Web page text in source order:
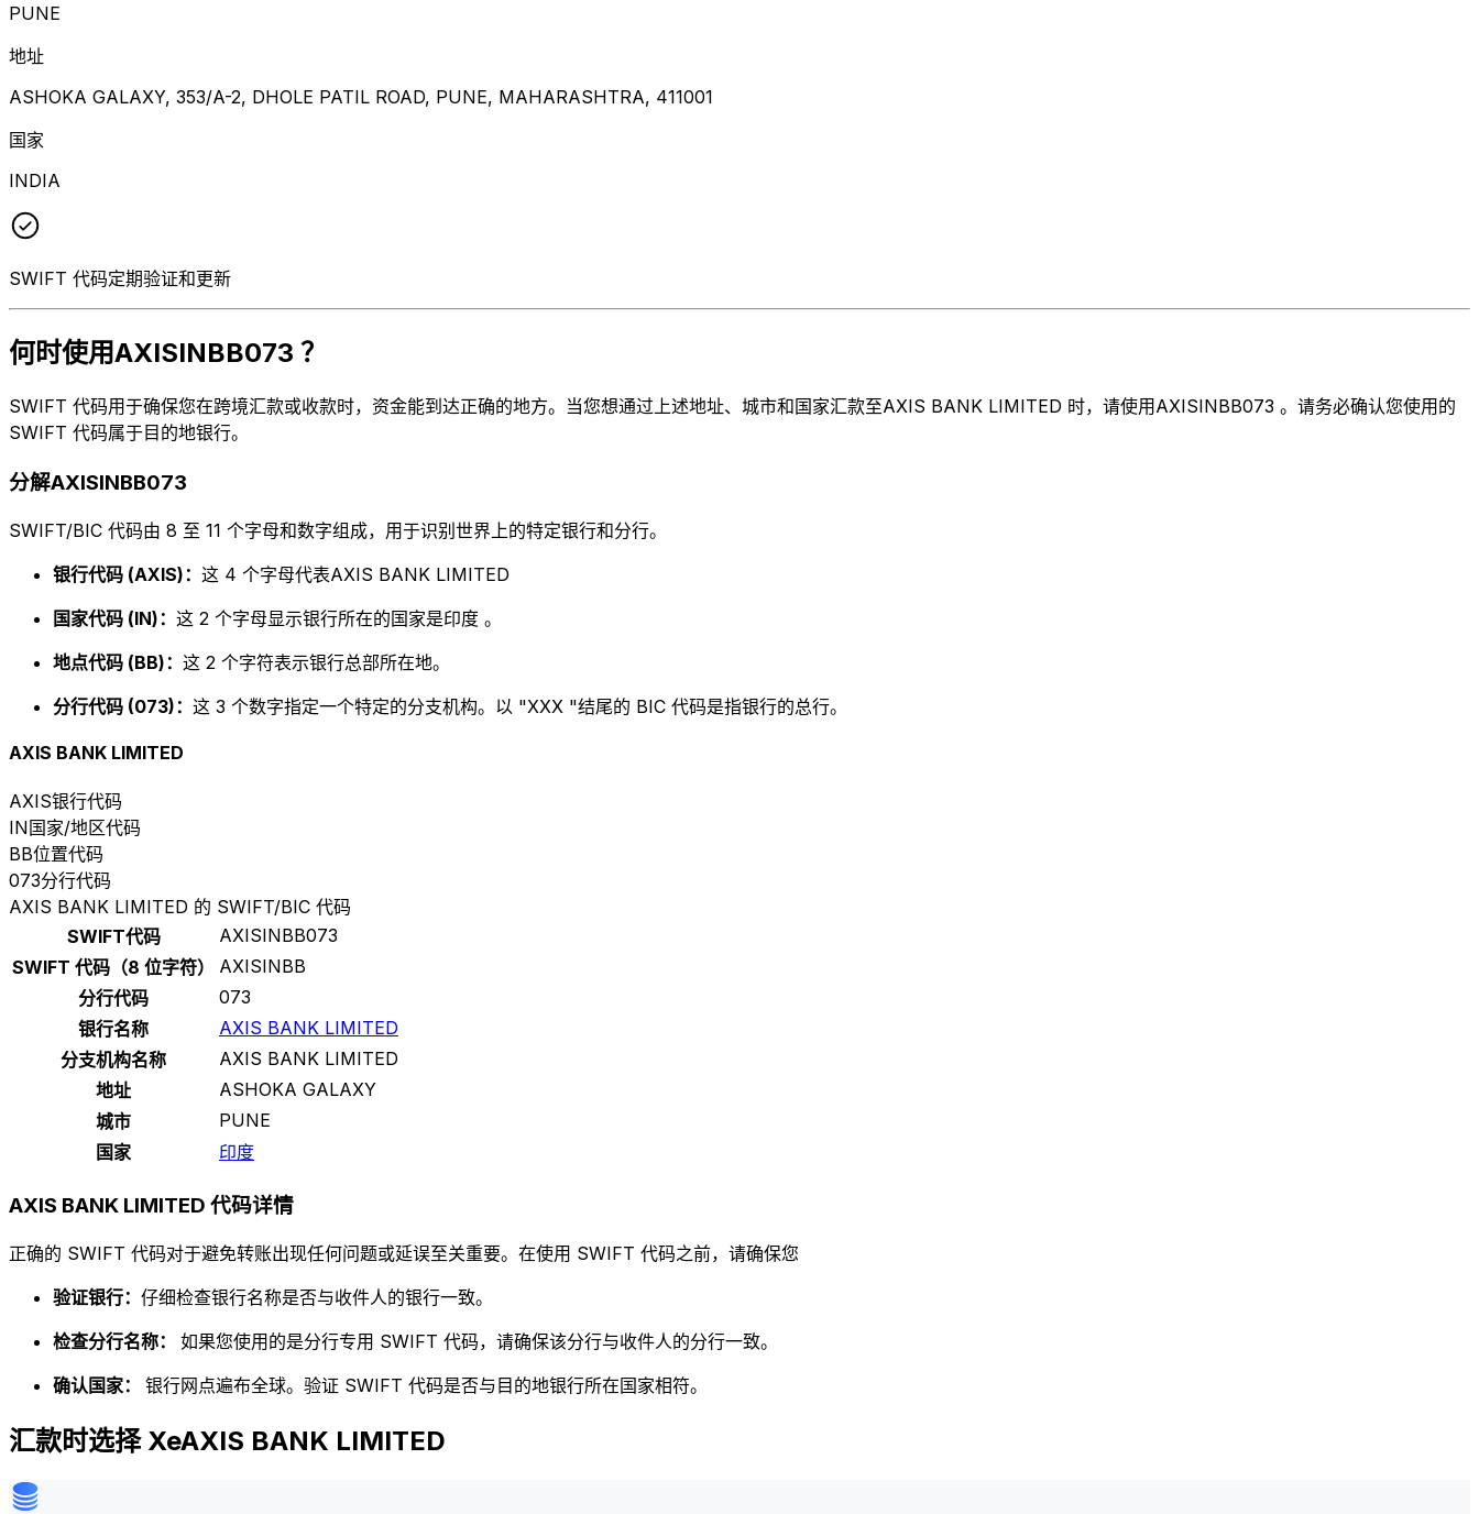
PUNE
地址
ASHOKA GALAXY, 353/A-2, DHOLE PATIL ROAD, PUNE, MAHARASHTRA, 411001
国家
INDIA
SWIFT 代码定期验证和更新
何时使用AXISINBB073 ？
SWIFT 代码用于确保您在跨境汇款或收款时，资金能到达正确的地方。当您想通过上述地址、城市和国家汇款至AXIS BANK LIMITED 时，请使用AXISINBB073 。请务必确认您使用的
SWIFT 代码属于目的地银行。
分解AXISINBB073
SWIFT/BIC 代码由 8 至 11 个字母和数字组成，用于识别世界上的特定银行和分行。
银行代码 (AXIS)： 这 4 个字母代表AXIS BANK LIMITED
国家代码 (IN)： 这 2 个字母显示银行所在的国家是印度 。
地点代码 (BB)： 这 2 个字符表示银行总部所在地。
分行代码 (073)： 这 3 个数字指定一个特定的分支机构。以 "XXX "结尾的 BIC 代码是指银行的总行。
AXIS BANK LIMITED
AXIS银行代码
IN国家/地区代码
BB位置代码
073分行代码
AXIS BANK LIMITED 的 SWIFT/BIC 代码
SWIFT代码
AXISINBB073
SWIFT 代码（8 位字符）
AXISINBB
分行代码
073
银行名称
AXIS BANK LIMITED
分支机构名称
AXIS BANK LIMITED
地址
ASHOKA GALAXY
城市
PUNE
国家
印度
AXIS BANK LIMITED 代码详情
正确的 SWIFT 代码对于避免转账出现任何问题或延误至关重要。在使用 SWIFT 代码之前，请确保您
验证银行： 仔细检查银行名称是否与收件人的银行一致。
检查分行名称： 如果您使用的是分行专用 SWIFT 代码，请确保该分行与收件人的分行一致。
确认国家： 银行网点遍布全球。验证 SWIFT 代码是否与目的地银行所在国家相符。
汇款时选择 XeAXIS BANK LIMITED